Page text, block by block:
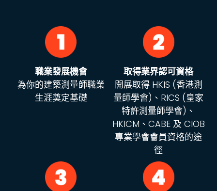
職業發展機會
為你的建築測量師職業
生涯奠定基礎
取得業界認可資格
開展取得 HKIS (香港測
量師學會)、RICS (皇家
特許測量師學會)、
HKICM、CABE 及 CIOB
專業學會會員資格的途
徑